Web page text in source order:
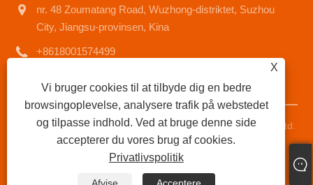
nr. 48 Zoumatang Road, Wuzhong-distriktet, Suzhou
City, Jiangsu-provinsen, Kina
+8618001574499
Copyright © 2025 Suzhou Zhongye Sauna Equipment Co., Ltd.
Alle rettigheder forbeholdes.
Sitemap|RSS|XML|
X
Vi bruger cookies til at tilbyde dig en bedre
browsingoplevelse, analysere trafik på webstedet
og tilpasse indhold. Ved at bruge denne side
accepterer du vores brug af cookies.
Privatlivspolitik